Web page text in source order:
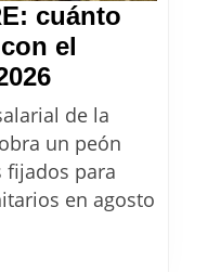
cuánto
el
Escala
salarial
UATRE:
cuánto
cobra
de la
un peón
para
en agosto